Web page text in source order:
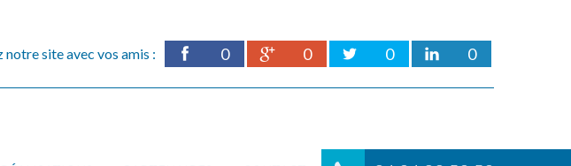
notre site avec vos amis : 0 0 0 0